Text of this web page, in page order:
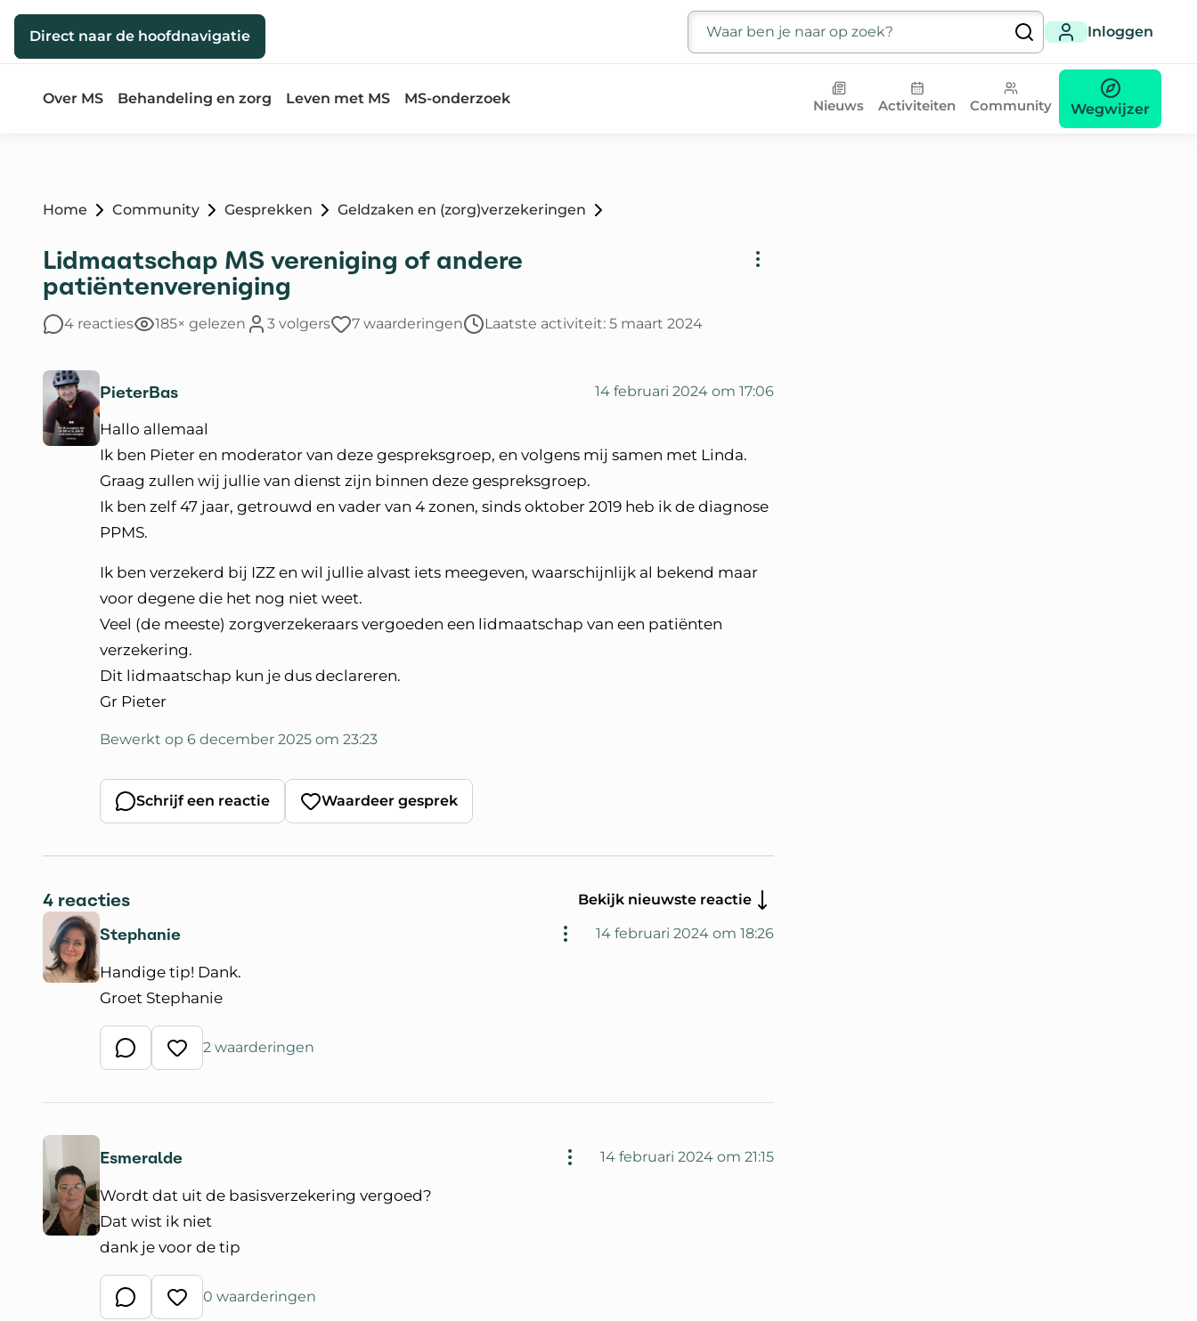
Direct naar de inhoud
Direct naar de hoofdnavigatie
Zoeken
Inloggen
Over MS Behandeling en zorg Leven met MS MS-onderzoek Nieuws Activiteiten Community Wegwijzer
Home Community Gesprekken Geldzaken en (zorg)verzekeringen
Lidmaatschap MS vereniging of andere
patiëntenvereniging
4 reacties 185× gelezen 3 volgers 7 waarderingen Laatste activiteit: 5 maart 2024
PieterBas 14 februari 2024 om 17:06
Hallo allemaal
Ik ben Pieter en moderator van deze gespreksgroep, en volgens mij samen met Linda.
Graag zullen wij jullie van dienst zijn binnen deze gespreksgroep.
Ik ben zelf 47 jaar, getrouwd en vader van 4 zonen, sinds oktober 2019 heb ik de diagnose
PPMS.
Ik ben verzekerd bij IZZ en wil jullie alvast iets meegeven, waarschijnlijk al bekend maar
voor degene die het nog niet weet.
Veel (de meeste) zorgverzekeraars vergoeden een lidmaatschap van een patiënten
verzekering.
Dit lidmaatschap kun je dus declareren.
Gr Pieter
Bewerkt op 6 december 2025 om 23:23
Schrijf een reactie Waardeer gesprek
4 reacties Bekijk nieuwste reactie
Stephanie 14 februari 2024 om 18:26
Handige tip! Dank.
Groet Stephanie
Schrijf een reactie
Waardeer reactie
2 waarderingen
Esmeralde 14 februari 2024 om 21:15
Wordt dat uit de basisverzekering vergoed?
Dat wist ik niet
dank je voor de tip
Schrijf een reactie
Waardeer reactie
0 waarderingen